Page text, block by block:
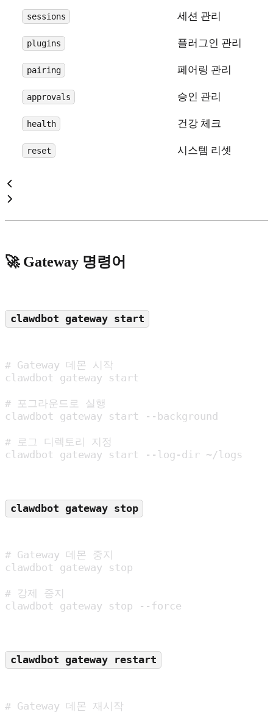
sessions 세션 관리
plugins 플러그인 관리
pairing 페어링 관리
approvals 승인 관리
health 건강 체크
reset 시스템 리셋
🚀 Gateway 명령어
clawdbot gateway start
# Gateway 데몬 시작
clawdbot gateway start
# 포그라운드로 실행
clawdbot gateway start --background
# 로그 디렉토리 지정
clawdbot gateway start --log-dir ~/logs
clawdbot gateway stop
# Gateway 데몬 중지
clawdbot gateway stop
# 강제 중지
clawdbot gateway stop --force
clawdbot gateway restart
# Gateway 데몬 재시작